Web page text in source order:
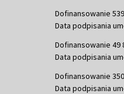
Dofinansowanie
Data podpisania
Dofinansowanie 49
Data podpisania
Dofinansowanie
Data podpisania